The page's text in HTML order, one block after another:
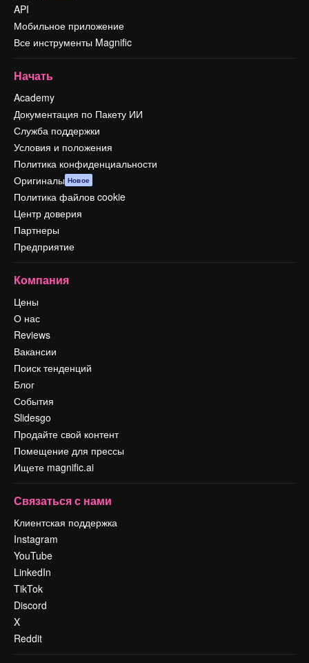
API
Мобильное приложение
Все инструменты Magnific
Начать
Academy
Документация по Пакету ИИ
Служба поддержки
Условия и положения
Политика конфиденциальности
Оригиналы Новое
Политика файлов cookie
Центр доверия
Партнеры
Предприятие
Компания
Цены
О нас
Reviews
Вакансии
Поиск тенденций
Блог
События
Slidesgo
Продайте свой контент
Помещение для прессы
Ищете magnific.ai
Связаться с нами
Клиентская поддержка
Instagram
YouTube
LinkedIn
TikTok
Discord
X
Reddit